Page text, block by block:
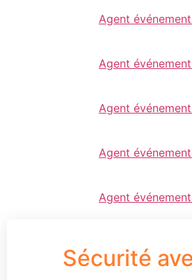
Agent
Agent
Agent
Agent
Agent
Sécurité